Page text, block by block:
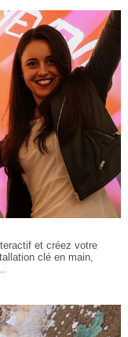
et créez votre
clé en main,